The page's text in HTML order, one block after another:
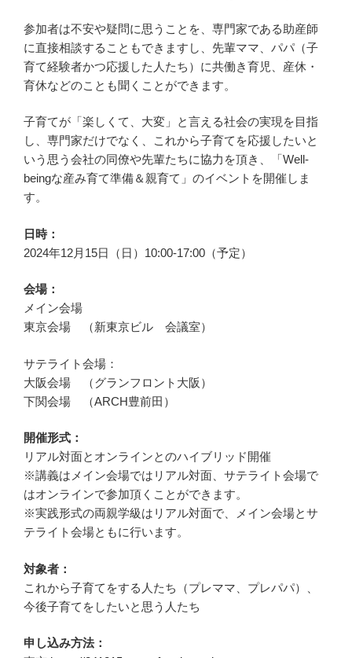
参加者は不安や疑問に思うことを、専門家である助産師
に直接相談することもできますし、先輩ママ、パパ（子
育て経験者かつ応援した人たち）に共働き育児、産休・
育休などのことも聞くことができます。
子育てが「楽しくて、大変」と言える社会の実現を目指
し、専門家だけでなく、これから子育てを応援したいと
いう思う会社の同僚や先輩たちに協力を頂き、「Well-
beingな産み育て準備＆親育て」のイベントを開催しま
す。
日時：
2024年12月15日（日）10:00-17:00（予定）
会場：
メイン会場
東京会場 （新東京ビル 会議室）
サテライト会場：
大阪会場 （グランフロント大阪）
下関会場 （ARCH豊前田）
開催形式：
リアル対面とオンラインとのハイブリッド開催
※講義はメイン会場ではリアル対面、サテライト会場で
はオンラインで参加頂くことができます。
※実践形式の両親学級はリアル対面で、メイン会場とサ
テライト会場ともに行います。
対象者：
これから子育てをする人たち（プレママ、プレパパ）、
今後子育てをしたいと思う人たち
申し込み方法：